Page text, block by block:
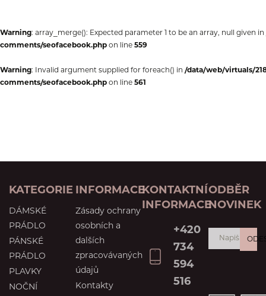
Warning: array_merge(): Expected parameter 1 to be an array, null given in
comments/seofacebook.php on line 559
Warning: Invalid argument supplied for foreach() in /data/web/virtuals/
comments/seofacebook.php on line 561
KATEGORIE
DÁMSKÉ
PRÁDLO
PÁNSKÉ
PRÁDLO
PLAVKY
NOČNÍ
INFORMACE
Zásady ochrany
osobních a
dalších
zpracovávaných
údajů
Kontakty
KONTAKTNÍ
INFORMACE
+420
734
594
516
ODBĚR
NOVINEK